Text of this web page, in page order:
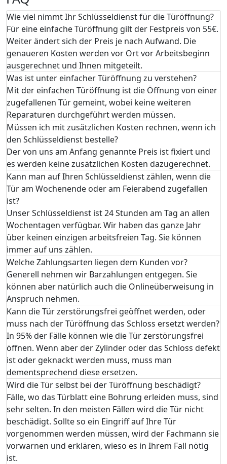
Wie viel nimmt Ihr Schlüsseldienst für die Türöffnung?
Für eine einfache Türöffnung gilt der Festpreis von 55€.
Weiter ändert sich der Preis je nach Aufwand. Die
genaueren Kosten werden vor Ort vor Arbeitsbeginn
ausgerechnet und Ihnen mitgeteilt.
Was ist unter einfacher Türöffnung zu verstehen?
Mit der einfachen Türöffnung ist die Öffnung von einer
zugefallenen Tür gemeint, wobei keine weiteren
Reparaturen durchgeführt werden müssen.
Müssen ich mit zusätzlichen Kosten rechnen, wenn ich
den Schlüsseldienst bestelle?
Der von uns am Anfang genannte Preis ist fixiert und
es werden keine zusätzlichen Kosten dazugerechnet.
Kann man auf Ihren Schlüsseldienst zählen, wenn die
Tür am Wochenende oder am Feierabend zugefallen
ist?
Unser Schlüsseldienst ist 24 Stunden am Tag an allen
Wochentagen verfügbar. Wir haben das ganze Jahr
über keinen einzigen arbeitsfreien Tag. Sie können
immer auf uns zählen.
Welche Zahlungsarten liegen dem Kunden vor?
Generell nehmen wir Barzahlungen entgegen. Sie
können aber natürlich auch die Onlineüberweisung in
Anspruch nehmen.
Kann die Tür zerstörungsfrei geöffnet werden, oder
muss nach der Türöffnung das Schloss ersetzt werden?
In 95% der Fälle können wie die Tür zerstörungsfrei
öffnen. Wenn aber der Zylinder oder das Schloss defekt
ist oder geknackt werden muss, muss man
dementsprechend diese ersetzen.
Wird die Tür selbst bei der Türöffnung beschädigt?
Fälle, wo das Türblatt eine Bohrung erleiden muss, sind
sehr selten. In den meisten Fällen wird die Tür nicht
beschädigt. Sollte so ein Eingriff auf Ihre Tür
vorgenommen werden müssen, wird der Fachmann sie
vorwarnen und erklären, wieso es in Ihrem Fall nötig
ist.